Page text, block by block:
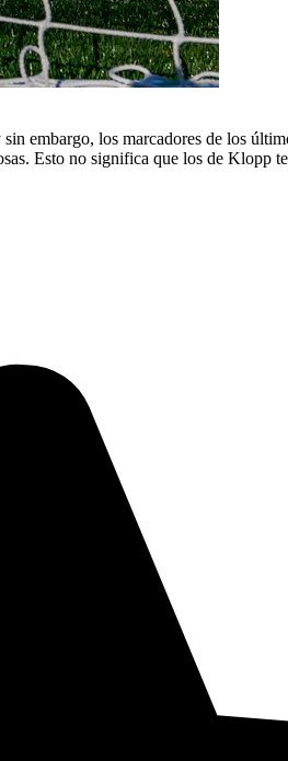
los marcadores de los
Esto no significa que los de Klopp